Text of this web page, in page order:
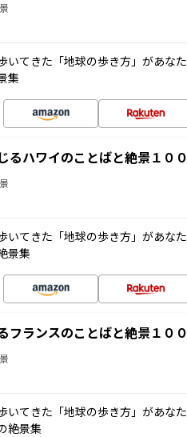
いてきた「地球の歩き方」があな
集
るハワイのことばと絶景１００
いてきた「地球の歩き方」があな
景集
フランスのことばと絶景１００
いてきた「地球の歩き方」があな
絶景集